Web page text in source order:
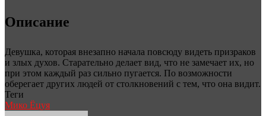
Описание
Девушка, которая внезапно начала повсюду видеть призраков
и злых духов. Старательно делает вид, что не замечает их, но
при этом каждый раз сильно пугается. По возможности
оберегает других людей от столкновений с тем, что она видит.
Теги
Мико Ёцуя